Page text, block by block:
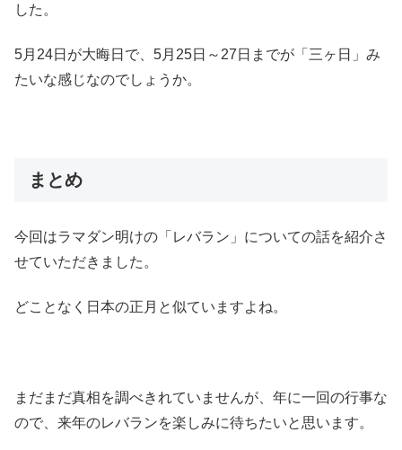
した。
5月24日が大晦日で、5月25日～27日までが「三ヶ日」み
たいな感じなのでしょうか。
まとめ
今回はラマダン明けの「レバラン」についての話を紹介さ
せていただきました。
どことなく日本の正月と似ていますよね。
まだまだ真相を調べきれていませんが、年に一回の行事な
ので、来年のレバランを楽しみに待ちたいと思います。